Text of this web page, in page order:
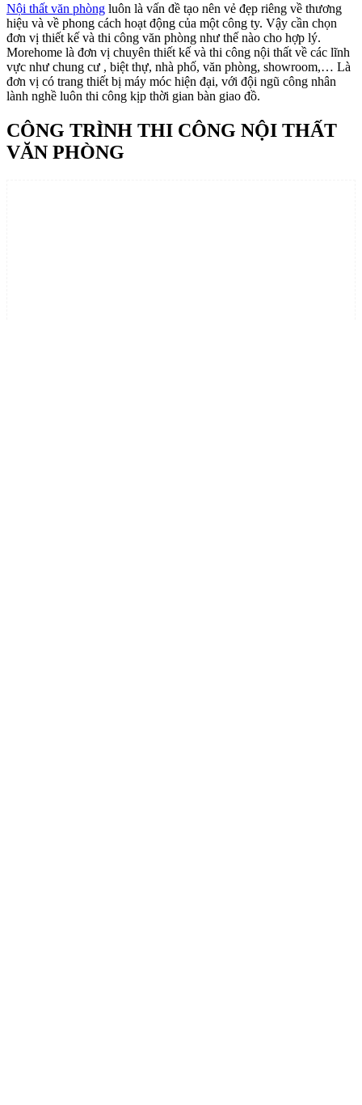
Nội thất văn phòng luôn là vấn đề tạo nên vẻ đẹp riêng về thương
hiệu và về phong cách hoạt động của một công ty. Vậy cần chọn
đơn vị thiết kế và thi công văn phòng như thế nào cho hợp lý.
Morehome là đơn vị chuyên thiết kế và thi công nội thất về các lĩnh
vực như chung cư , biệt thự, nhà phố, văn phòng, showroom,… Là
đơn vị có trang thiết bị máy móc hiện đại, với đội ngũ công nhân
lành nghề luôn thi công kịp thời gian bàn giao đồ.
CÔNG TRÌNH THI CÔNG NỘI THẤT
VĂN PHÒNG